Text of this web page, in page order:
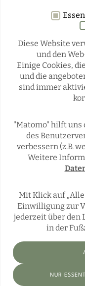
Rubriken
REPORTAGEN
ÜBRIGENS
Impressum
Diese Website
und den
Einige Cookies,
und die
sind immer
"Matomo" hilft
des
verbessern (z.B.
Weitere
Mit Klick auf
Einwilligung zur
jederzeit über den
in der
NUR